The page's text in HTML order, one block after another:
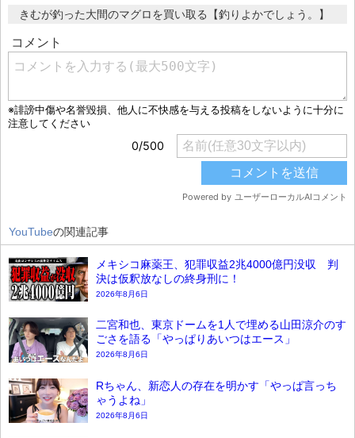
きむが釣った大間のマグロを買い取る【釣りよかでしょう。】
YouTubeの関連記事
メキシコ麻薬王、犯罪収益2兆4000億円没収 判
決は仮釈放なしの終身刑に！
2026年8月6日
二宮和也、東京ドームを1人で埋める山田涼介のす
ごさを語る「やっぱりあいつはエース」
2026年8月6日
Rちゃん、新恋人の存在を明かす「やっぱ言っち
ゃうよね」
2026年8月6日